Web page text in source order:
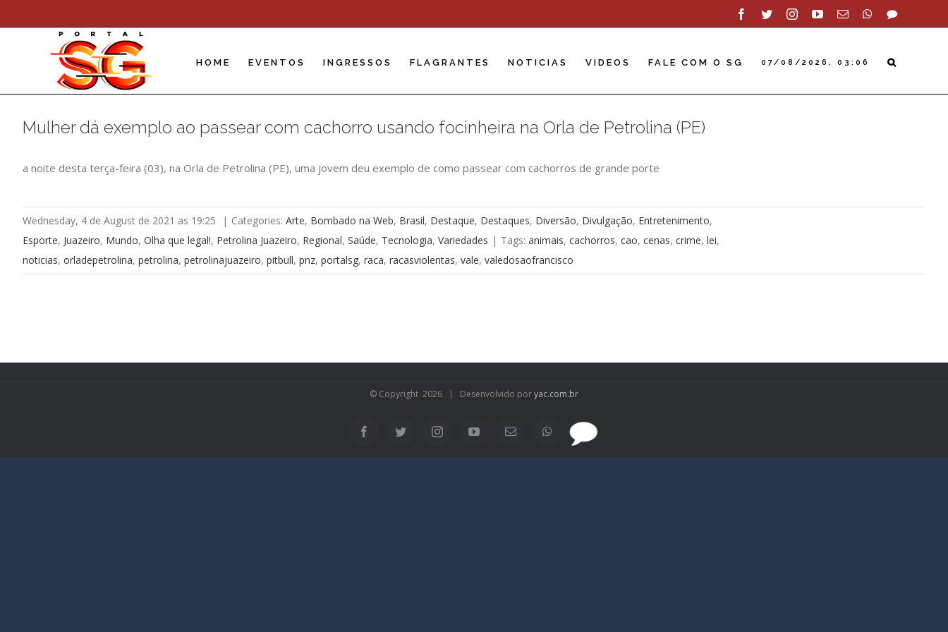
to
Facebook
TwitterInstagramYouTube
Email WhatsApp
SAC
HOME EVENTOS INGRESSOS FLAGRANTES NOTICIAS VIDEOS FALE COM O SG 07/08/2026, 03:06
Mulher dá exemplo ao passear com cachorro usando focinheira na Orla de Petrolina (PE)
a noite desta terça-feira (03), na Orla de Petrolina (PE), uma jovem deu exemplo de como passear com cachorros de grande porte
Wednesday, 4 de August de 2021 as 19:25 | Categories: Arte, Bombado na Web, Brasil, Destaque, Destaques, Diversão, Divulgação, Entretenimento,
Esporte, Juazeiro, Mundo, Olha que legal!, Petrolina Juazeiro, Regional, Saúde, Tecnologia, Variedades | Tags: animais, cachorros, cao, cenas, crime, lei,
noticias, orladepetrolina, petrolina, petrolinajuazeiro, pitbull, pnz, portalsg, raca, racasviolentas, vale, valedosaofrancisco
© Copyright 2026 | Desenvolvido poryac.com.br
FacebookTwitter InstagramYouTubeEmail WhatsApp
SAC